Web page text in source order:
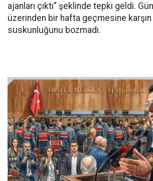
ajanları çıktı” şeklinde tepki geldi.
üzerinden bir hafta geçmesine karşın
suskunluğunu bozmadı.